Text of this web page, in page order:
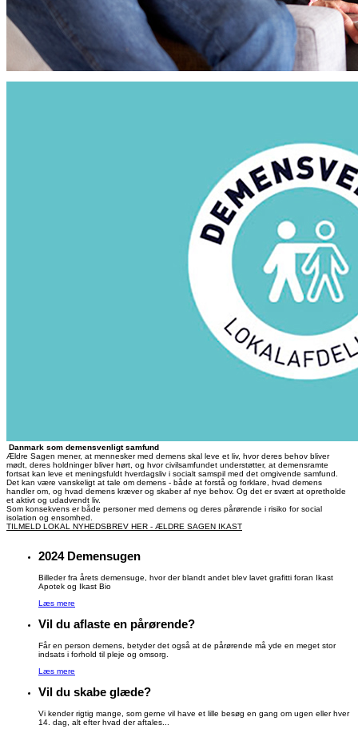
Danmark som demensvenligt samfund
Ældre Sagen mener, at mennesker med demens skal leve et liv, hvor deres behov bliver
mødt, deres holdninger bliver hørt, og hvor civilsamfundet understøtter, at demensramte
fortsat kan leve et meningsfuldt hverdagsliv i socialt samspil med det omgivende samfund.
Det kan være vanskeligt at tale om demens - både at forstå og forklare, hvad demens
handler om, og hvad demens kræver og skaber af nye behov. Og det er svært at opretholde
et aktivt og udadvendt liv.
Som konsekvens er både personer med demens og deres pårørende i risiko for social
isolation og ensomhed.
TILMELD LOKAL NYHEDSBREV HER - ÆLDRE SAGEN IKAST
2024 Demensugen
Billeder fra årets demensuge, hvor der blandt andet blev lavet grafitti foran Ikast
Apotek og Ikast Bio
Læs mere
Vil du aflaste en pårørende?
Får en person demens, betyder det også at de pårørende må yde en meget stor
indsats i forhold til pleje og omsorg.
Læs mere
Vil du skabe glæde?
Vi kender rigtig mange, som gerne vil have et lille besøg en gang om ugen eller hver
14. dag, alt efter hvad der aftales...